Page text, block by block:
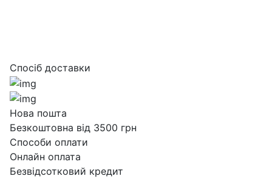
Спосіб доставки
Нова пошта
Безкоштовна від 3500 грн
Способи оплати
Онлайн оплата
Безвідсотковий кредит